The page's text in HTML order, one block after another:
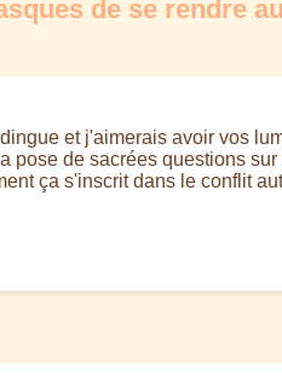
de se rendre
et j'aimerais avoir vos
pose de sacrées questions
ça s'inscrit dans le conflit